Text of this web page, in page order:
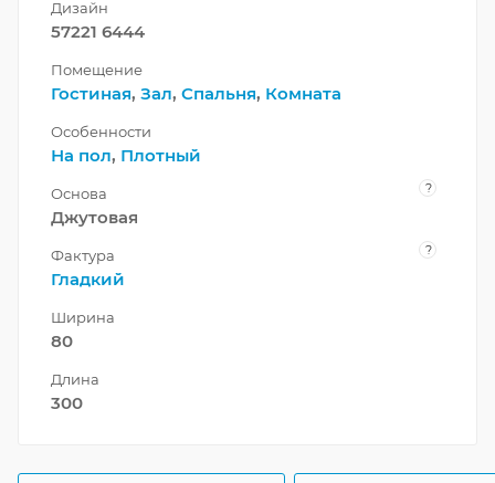
Дизайн
57221 6444
Помещение
Гостиная, Зал, Спальня, Комната
Особенности
На пол, Плотный
Основа ?
Джутовая
Фактура ?
Гладкий
Ширина
80
Длина
300